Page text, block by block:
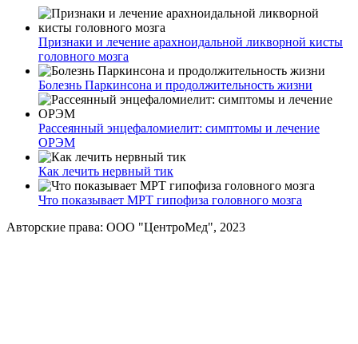
Признаки и лечение арахноидальной ликворной кисты
головного мозга
Болезнь Паркинсона и продолжительность жизни
Рассеянный энцефаломиелит: симптомы и лечение
ОРЭМ
Как лечить нервный тик
Что показывает МРТ гипофиза головного мозга
Авторские права: ООО "ЦентроМед", 2023